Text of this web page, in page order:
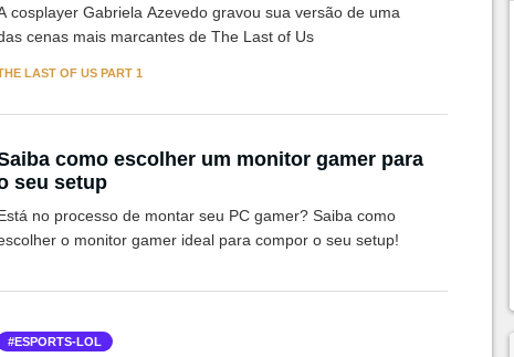
cosplayer Gabriela Azevedo gravou sua versão de uma
cenas mais marcantes de The Last of Us
LAST OF US PART 1
como escolher um monitor gamer para
seu setup
no processo de montar seu PC gamer? Saiba como
o monitor gamer ideal para compor o seu setup!
ESPORTS-LOL